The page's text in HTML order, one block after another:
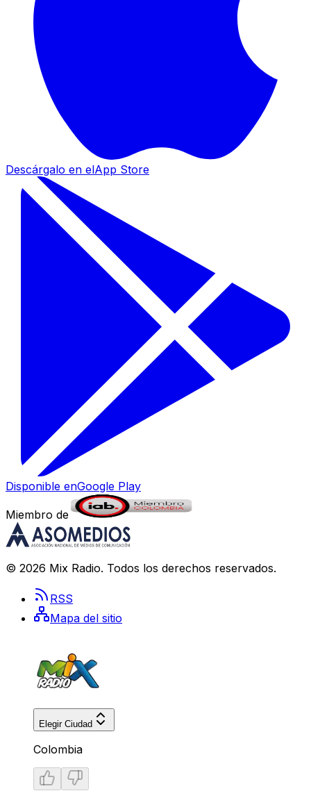
Descárgalo en elApp Store
Disponible enGoogle Play
Miembro de
© 2026 Mix Radio. Todos los derechos reservados.
RSS
Mapa del sitio
Elegir Ciudad
Colombia